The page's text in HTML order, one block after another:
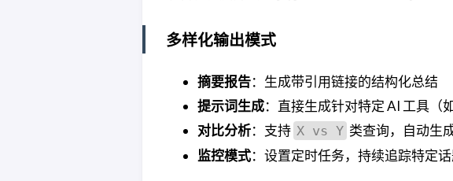
多样化输出模式
摘要报告：生成带引用链接的结构化总结
提示词生成：直接生成针对特定 AI 工具（
对比分析：支持 X vs Y 类查询，自动生
监控模式：设置定时任务，持续追踪特定